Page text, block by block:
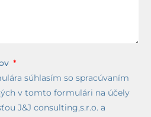
súhlasím so spracúvaním
v tomto formulári na účely
J&J consulting,s.r.o. a